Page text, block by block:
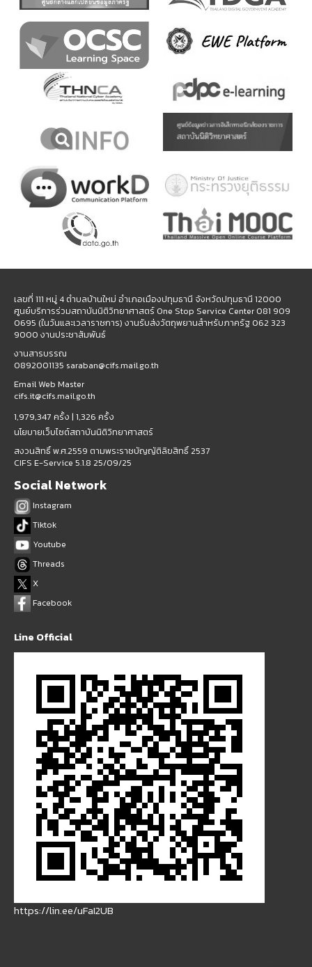
เลขที่ 111 หมู่ 4 ตำบลบ้านใหม่ อำเภอเมืองปทุมธานี จังหวัดปทุมธานี 12000
ศูนย์บริการร่วมสถาบันนิติวิทยาศาสตร์ One Stop Service Center 081 909
0695 (ในวันและเวลาราชการ) งานรับส่งวัตถุพยานสำหรับภาครัฐ 062 323
9000 งานประชาสัมพันธ์
งานสารบรรณ
0892001135 saraban@cifs.mail.go.th
Email Web Master
cifs.it@cifs.mail.go.th
1,979,347 ครั้ง | 1,326 ครั้ง
นโยบายเว็บไซต์สถาบันนิติวิทยาศาสตร์
สงวนสิทธิ์ พ.ศ.2559 ตามพระราชบัญญัติลิขสิทธิ์ 2537
CIFS E-Service 5.1.8 25/09/25
Social Network
Instagram
Tiktok
Youtube
Threads
X
Facebook
Line Official
https://lin.ee/uFaI2UB